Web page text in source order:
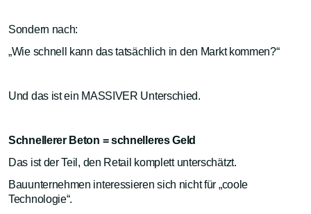
Sondern nach:
„Wie schnell kann das tatsächlich in den Markt kommen?“
Und das ist ein MASSIVER Unterschied.
Schnellerer Beton = schnelleres Geld
Das ist der Teil, den Retail komplett unterschätzt.
Bauunternehmen interessieren sich nicht für „coole
Technologie“.